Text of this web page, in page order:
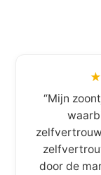
“Mijn
door de